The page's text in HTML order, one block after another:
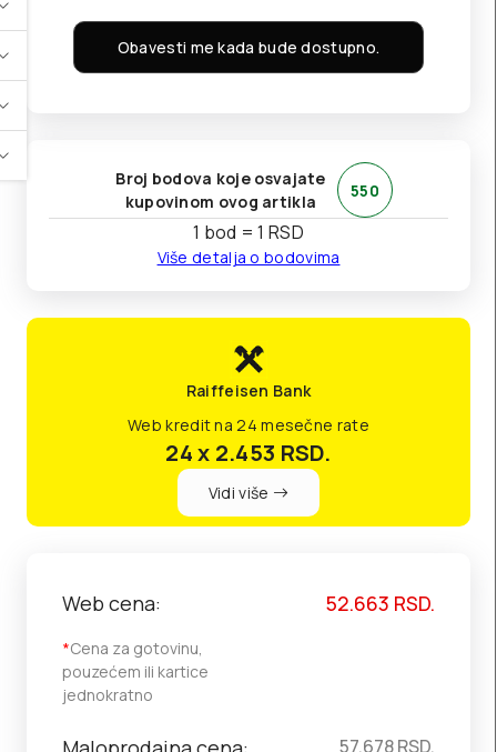
Obavesti me kada bude dostupno.
Broj bodova koje osvajate
kupovinom ovog artikla
550
1 bod = 1 RSD
Više detalja o bodovima
Raiffeisen Bank
Web kredit na 24 mesečne rate
24 x 2.453 RSD.
Vidi više
Web cena:
*Cena za gotovinu,
pouzećem ili kartice
jednokratno
52.663 RSD.
57.678RSD.